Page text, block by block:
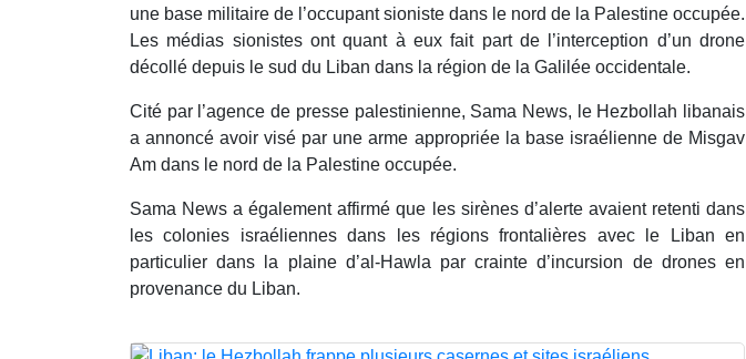
une base militaire de l’occupant sioniste dans le nord de la Palestine occupée.
Les médias sionistes ont quant à eux fait part de l’interception d’un drone
décollé depuis le sud du Liban dans la région de la Galilée occidentale.
Cité par l’agence de presse palestinienne, Sama News, le Hezbollah libanais
a annoncé avoir visé par une arme appropriée la base israélienne de Misgav
Am dans le nord de la Palestine occupée.
Sama News a également affirmé que les sirènes d’alerte avaient retenti dans
les colonies israéliennes dans les régions frontalières avec le Liban en
particulier dans la plaine d’al-Hawla par crainte d’incursion de drones en
provenance du Liban.